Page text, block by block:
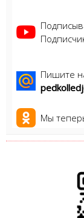
Пишите
Мы